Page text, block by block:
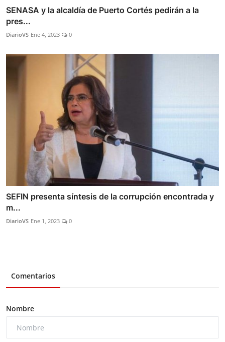
SENASA y la alcaldía de Puerto Cortés pedirán a la
pres...
DiarioVS Ene 4, 2023 0
SEFIN presenta síntesis de la corrupción encontrada y
m...
DiarioVS Ene 1, 2023 0
Comentarios
Nombre